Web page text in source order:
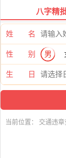
八字精
姓 名
性 别 男
生 日
当前位置： 交通违章